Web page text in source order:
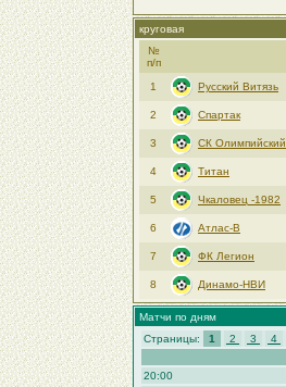
круговая
№
п/п
1 Русский Витязь
2 Спартак
3 СК Олимпийский
4 Титан
5 Чкаловец -1982
6 Атлас-В
7 ФК Легион
8 Динамо-НВИ
Матчи по дням
Страницы:
1 2 3 4
20:00